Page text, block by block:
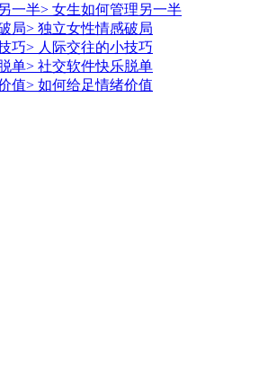
一半> 女生如何管理另一半
局> 独立女性情感破局
巧> 人际交往的小技巧
单> 社交软件快乐脱单
值> 如何给足情绪价值